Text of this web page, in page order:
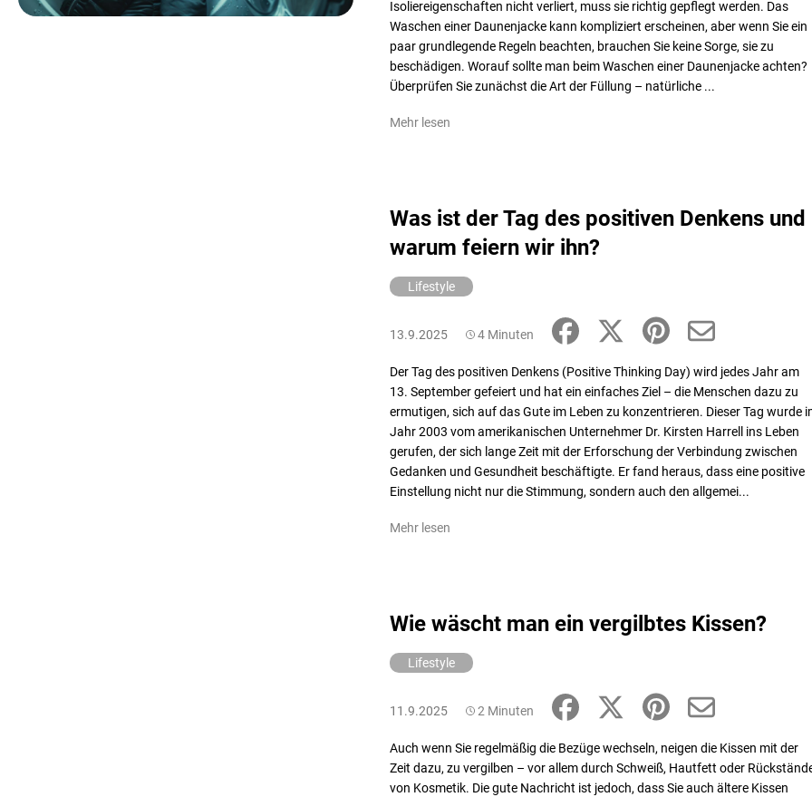
Isoliereigenschaften nicht verliert, muss sie richtig gepflegt werden. Das
Waschen einer Daunenjacke kann kompliziert erscheinen, aber wenn Sie ein
paar grundlegende Regeln beachten, brauchen Sie keine Sorge, sie zu
beschädigen. Worauf sollte man beim Waschen einer Daunenjacke achten?
Überprüfen Sie zunächst die Art der Füllung – natürliche ...
Mehr lesen
Was ist der Tag des positiven Denkens und
warum feiern wir ihn?
Lifestyle
13.9.2025 4 Minuten
Der Tag des positiven Denkens (Positive Thinking Day) wird jedes Jahr am
13. September gefeiert und hat ein einfaches Ziel – die Menschen dazu zu
ermutigen, sich auf das Gute im Leben zu konzentrieren. Dieser Tag wurde
Jahr 2003 vom amerikanischen Unternehmer Dr. Kirsten Harrell ins Leben
gerufen, der sich lange Zeit mit der Erforschung der Verbindung zwischen
Gedanken und Gesundheit beschäftigte. Er fand heraus, dass eine positive
Einstellung nicht nur die Stimmung, sondern auch den allgemei...
Mehr lesen
Wie wäscht man ein vergilbtes Kissen?
Lifestyle
11.9.2025 2 Minuten
Auch wenn Sie regelmäßig die Bezüge wechseln, neigen die Kissen mit der
Zeit dazu, zu vergilben – vor allem durch Schweiß, Hautfett oder
von Kosmetik. Die gute Nachricht ist jedoch, dass Sie auch ältere Kissen